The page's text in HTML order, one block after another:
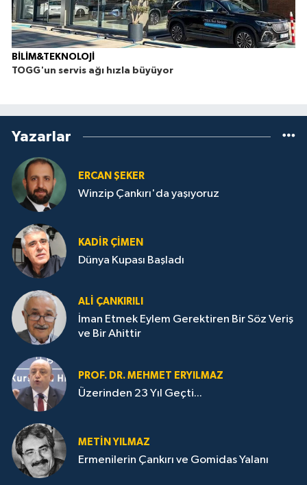
BİLİM&TEKNOLOJİ
TOGG'un servis ağı hızla büyüyor
Yazarlar
ERCAN ŞEKER
Winzip Çankırı'da yaşıyoruz
KADIR ÇIMEN
Dünya Kupası Başladı
ALI ÇANKIRILI
İman Etmek Eylem Gerektiren Bir Söz Veriş
ve Bir Ahittir
PROF. DR. MEHMET ERYILMAZ
Üzerinden 23 Yıl Geçti...
METIN YILMAZ
Ermenilerin Çankırı ve Gomidas Yalanı